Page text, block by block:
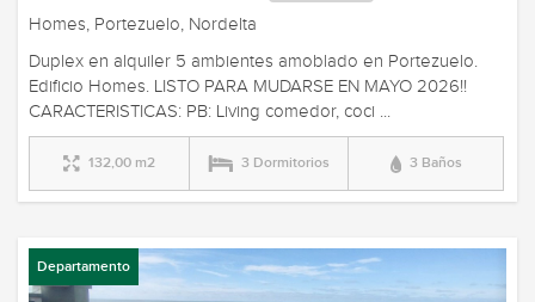
Homes, Portezuelo, Nordelta
Duplex en alquiler 5 ambientes amoblado en Portezuelo.
Edificio Homes. LISTO PARA MUDARSE EN MAYO 2026!!
CARACTERISTICAS: PB: Living comedor, coci ...
132,00 m2 3 Dormitorios 3 Baños
Departamento